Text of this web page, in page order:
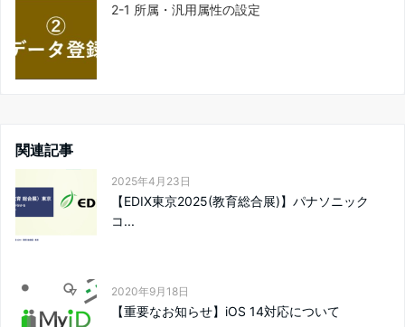
2-1 所属・汎用属性の設定
関連記事
2025年4月23日
【EDIX東京2025(教育総合展)】パナソニック
コ...
2020年9月18日
【重要なお知らせ】iOS 14対応について